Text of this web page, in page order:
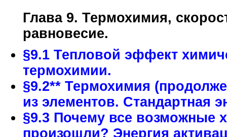
Глава 9. Термохимия,
равновесие.
§9.1 Тепловой эффект
термохимии.
§9.2** Термохимия
из элементов. Стандартная
§9.3 Почему все возможные
произошли? Энергия